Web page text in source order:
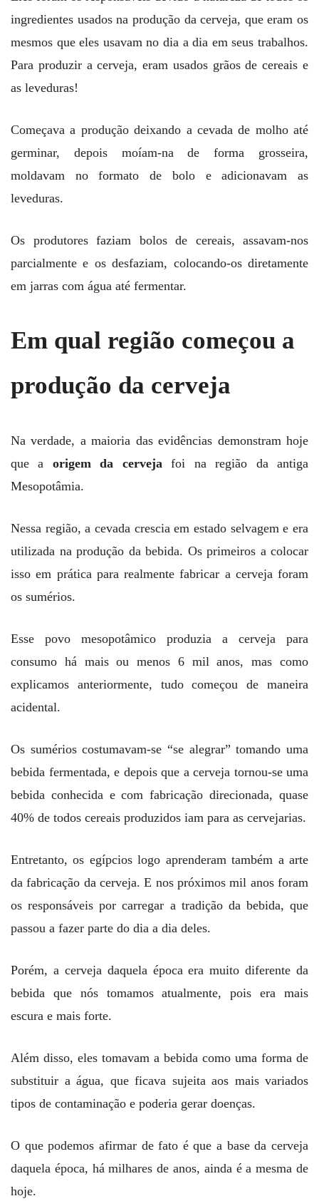
ingredientes usados na produção da cerveja, que eram os
mesmos que eles usavam no dia a dia em seus trabalhos.
Para produzir a cerveja, eram usados grãos de cereais e
as leveduras!
Começava a produção deixando a cevada de molho até
germinar, depois moíam-na de forma grosseira,
moldavam no formato de bolo e adicionavam as
leveduras.
Os produtores faziam bolos de cereais, assavam-nos
parcialmente e os desfaziam, colocando-os diretamente
em jarras com água até fermentar.
Em qual região começou a
produção da cerveja
Na verdade, a maioria das evidências demonstram hoje
que a origem da cerveja foi na região da antiga
Mesopotâmia.
Nessa região, a cevada crescia em estado selvagem e era
utilizada na produção da bebida. Os primeiros a colocar
isso em prática para realmente fabricar a cerveja foram
os sumérios.
Esse povo mesopotâmico produzia a cerveja para
consumo há mais ou menos 6 mil anos, mas como
explicamos anteriormente, tudo começou de maneira
acidental.
Os sumérios costumavam-se “se alegrar” tomando uma
bebida fermentada, e depois que a cerveja tornou-se uma
bebida conhecida e com fabricação direcionada, quase
40% de todos cereais produzidos iam para as cervejarias.
Entretanto, os egípcios logo aprenderam também a arte
da fabricação da cerveja. E nos próximos mil anos foram
os responsáveis por carregar a tradição da bebida, que
passou a fazer parte do dia a dia deles.
Porém, a cerveja daquela época era muito diferente da
bebida que nós tomamos atualmente, pois era mais
escura e mais forte.
Além disso, eles tomavam a bebida como uma forma de
substituir a água, que ficava sujeita aos mais variados
tipos de contaminação e poderia gerar doenças.
O que podemos afirmar de fato é que a base da cerveja
daquela época, há milhares de anos, ainda é a mesma de
hoje.